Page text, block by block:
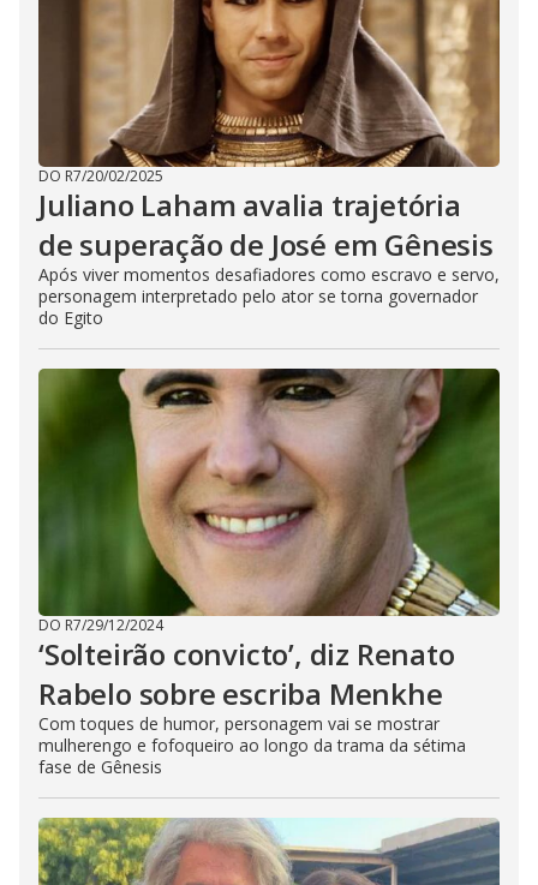
DO R7/20/02/2025
Juliano Laham avalia trajetória
de superação de José em Gênesis
Após viver momentos desafiadores como escravo e servo,
personagem interpretado pelo ator se torna governador
do Egito
DO R7/29/12/2024
‘Solteirão convicto’, diz Renato
Rabelo sobre escriba Menkhe
Com toques de humor, personagem vai se mostrar
mulherengo e fofoqueiro ao longo da trama da sétima
fase de Gênesis